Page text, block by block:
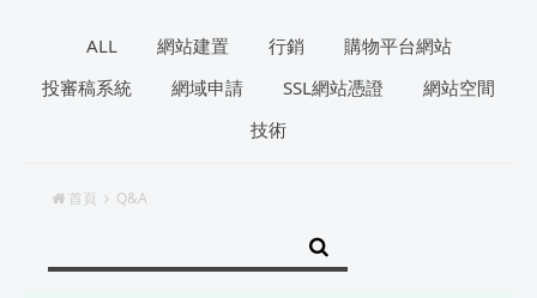
ALL 網站建置 行銷
購物平台網站
投審稿系統
網域申請 SSL網站憑證
網站空間
技術
首頁 Q&A